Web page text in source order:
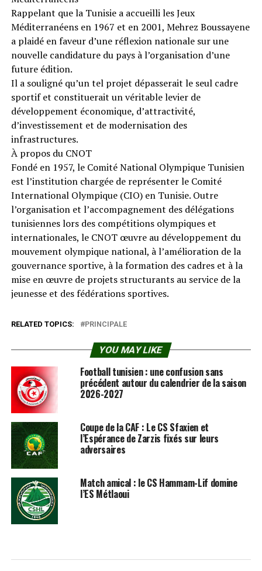
Rappelant que la Tunisie a accueilli les Jeux
Méditerranéens en 1967 et en 2001, Mehrez Boussayene
a plaidé en faveur d’une réflexion nationale sur une
nouvelle candidature du pays à l’organisation d’une
future édition.
Il a souligné qu’un tel projet dépasserait le seul cadre
sportif et constituerait un véritable levier de
développement économique, d’attractivité,
d’investissement et de modernisation des
infrastructures.
À propos du CNOT
Fondé en 1957, le Comité National Olympique Tunisien
est l’institution chargée de représenter le Comité
International Olympique (CIO) en Tunisie. Outre
l’organisation et l’accompagnement des délégations
tunisiennes lors des compétitions olympiques et
internationales, le CNOT œuvre au développement du
mouvement olympique national, à l’amélioration de la
gouvernance sportive, à la formation des cadres et à la
mise en œuvre de projets structurants au service de la
jeunesse et des fédérations sportives.
RELATED TOPICS: PRINCIPALE
YOU MAY LIKE
Football tunisien : une confusion sans
précédent autour du calendrier de la saison
2026-2027
Coupe de la CAF : Le CS Sfaxien et
l’Espérance de Zarzis fixés sur leurs
adversaires
Match amical : le CS Hammam-Lif domine
l’ES Métlaoui